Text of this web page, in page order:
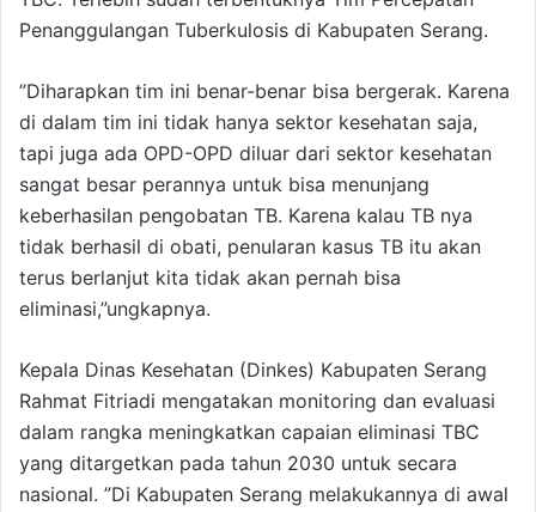
Penanggulangan Tuberkulosis di Kabupaten Serang.
”Diharapkan tim ini benar-benar bisa bergerak. Karena
di dalam tim ini tidak hanya sektor kesehatan saja,
tapi juga ada OPD-OPD diluar dari sektor kesehatan
sangat besar perannya untuk bisa menunjang
keberhasilan pengobatan TB. Karena kalau TB nya
tidak berhasil di obati, penularan kasus TB itu akan
terus berlanjut kita tidak akan pernah bisa
eliminasi,”ungkapnya.
Kepala Dinas Kesehatan (Dinkes) Kabupaten Serang
Rahmat Fitriadi mengatakan monitoring dan evaluasi
dalam rangka meningkatkan capaian eliminasi TBC
yang ditargetkan pada tahun 2030 untuk secara
nasional. ”Di Kabupaten Serang melakukannya di awal